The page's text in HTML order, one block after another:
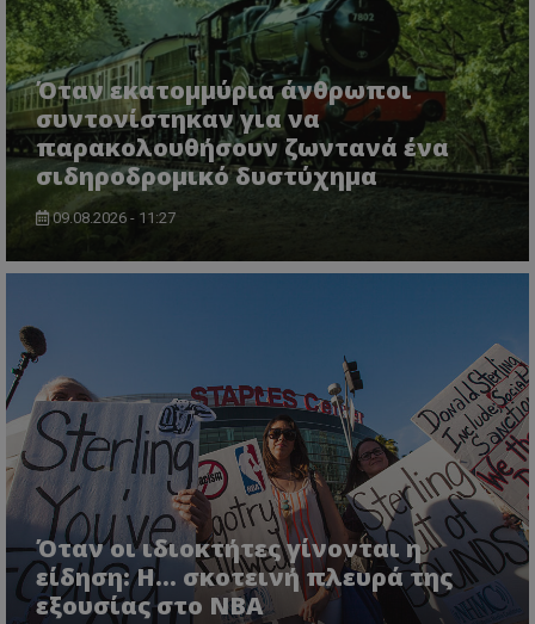
Όταν εκατομμύρια άνθρωποι
συντονίστηκαν για να
παρακολουθήσουν ζωντανά ένα
σιδηροδρομικό δυστύχημα
09.08.2026 - 11:27
Όταν οι ιδιοκτήτες γίνονται η
είδηση: Η… σκοτεινή πλευρά της
εξουσίας στο NBA